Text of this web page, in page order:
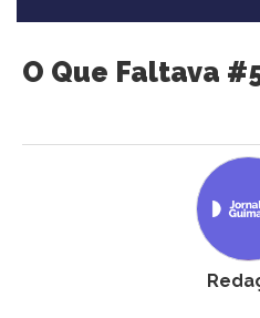
O Que Faltava